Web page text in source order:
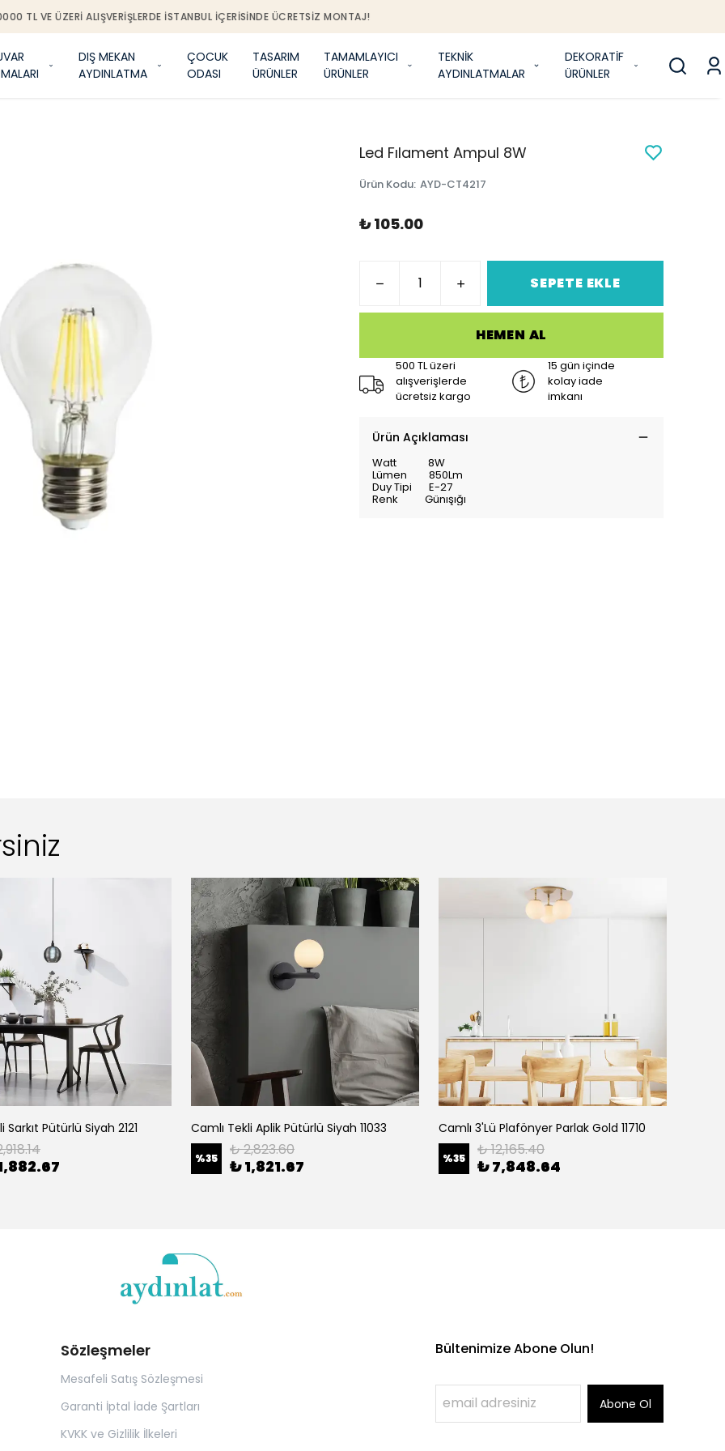
TL VE ÜZERI ALIŞVERIŞLERDE İSTANBUL IÇERISINDE ÜCRETSIZ MONTAJ!
DIŞ MEKAN
AYDINLATMA
ÇOCUK
ODASI
TASARIM
ÜRÜNLER
TAMAMLAYICI
ÜRÜNLER
TEKNİK
AYDINLATMALAR
DEKORATİF
ÜRÜNLER
Led Fılament Ampul 8W
Ürün Kodu: AYD-CT4217
₺ 105.00
SEPETE EKLE
HEMEN AL
500 TL üzeri
alışverişlerde
ücretsiz kargo
15 gün içinde
kolay iade
imkanı
Ürün Açıklaması
Watt 8W
Lümen 850Lm
Duy Tipi E-27
Renk Günışığı
Sarkıt Pütürlü Siyah 2121 Camlı Tekli Aplik Pütürlü Siyah 11033
%35 ₺ 2,823.60
₺ 1,821.67
Camlı 3'Lü Plafönyer Parlak Gold 11710
%35 ₺ 12,165.40
₺ 7,848.64
Sözleşmeler
Mesafeli Satış Sözleşmesi
Garanti İptal İade Şartları
KVKK ve Gizlilik İlkeleri
Bültenimize Abone Olun!
Abone Ol